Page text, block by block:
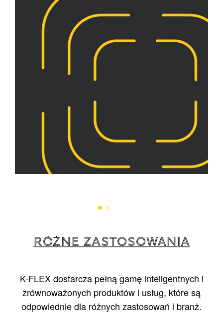
RÓŻNE ZASTOSOWANIA
K-FLEX dostarcza pełną gamę inteligentnych i
zrównoważonych produktów i usług, które są
odpowiednie dla różnych zastosowań i branż.